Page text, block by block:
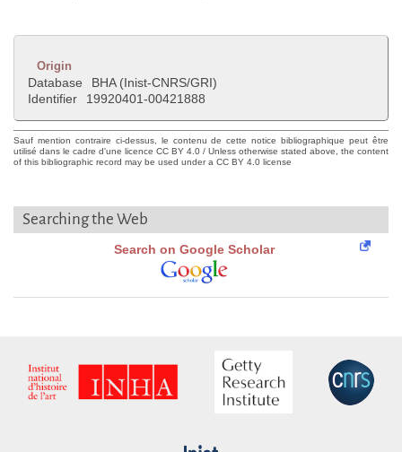
Origin
Database
BHA (Inist-CNRS/GRI)
Identifier
19920401-00421888
Sauf mention contraire ci-dessus, le contenu de cette notice bibliographique peut être
utilisé dans le cadre d'une licence CC BY 4.0 / Unless otherwise stated above, the content
of this bibliographic record may be used under a CC BY 4.0 license
Searching the Web
Search on Google Scholar